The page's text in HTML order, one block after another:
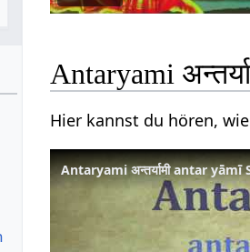
Antaryami
Hier kannst du hören,
Antaryami अन्तर्यामी antar